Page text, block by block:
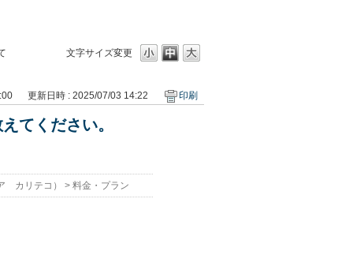
文字サイズ変更
更新日時 : 2025/07/03 14:22 印刷
てください。
カリテコ） > 料金・プラン